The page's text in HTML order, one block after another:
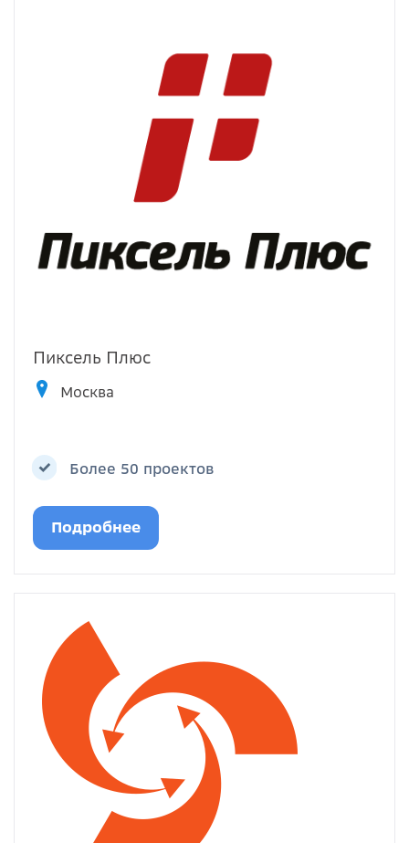
Пиксель Плюс
Москва
Более 50 проектов
Подробнее